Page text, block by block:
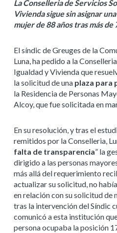
La Conselleria de Servicios
Vivienda sigue sin asignar
mujer de 88 años tras más de
El síndic de Greuges de la
Luna, ha pedido a la
Igualdad y Vivienda que
la solicitud de una plaza para
la Residencia de Personas
Alcoy, que fue solicitada en
En su resolución, y tras el
remitidos por la Conselleria,
falta de transparencia” la
dirigido a las personas
más allá del requerimiento
actualizar su solicitud, no
en relación con su solicitud de
tras la intervención del Síndic
comunicó a esta institución
persona ocupaba la posición